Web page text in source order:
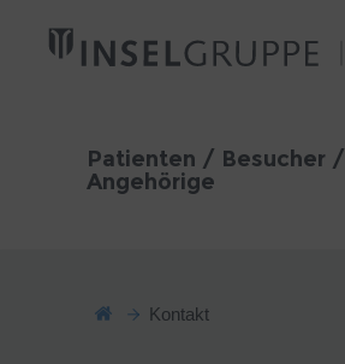
Patienten / Besucher /
Angehörige
Kontakt